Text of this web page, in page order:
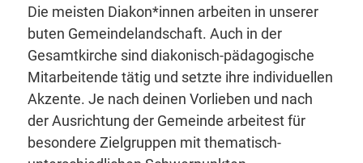
Die meisten Diakon*innen arbeiten in unserer
buten Gemeindelandschaft. Auch in der
Gesamtkirche sind diakonisch-pädagogische
Mitarbeitende tätig und setzte ihre individuellen
Akzente. Je nach deinen Vorlieben und nach
der Ausrichtung der Gemeinde arbeitest für
besondere Zielgruppen mit thematisch-